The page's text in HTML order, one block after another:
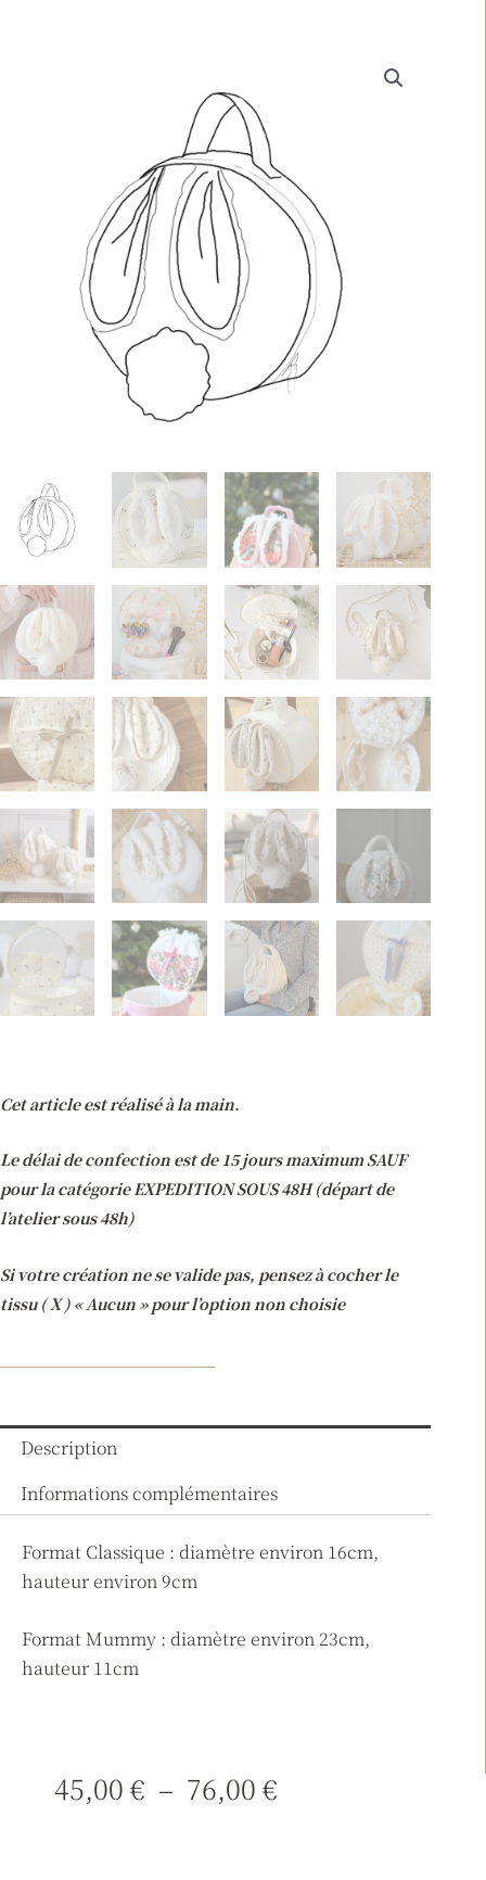
Cet article est réalisé à la main.
Le délai de confection est de 15 jours maximum SAUF
pour la catégorie EXPEDITION SOUS 48H (départ de
l’atelier sous 48h)
Si votre création ne se valide pas, pensez à cocher le
tissu ( X ) « Aucun » pour l’option non choisie
Description
Informations complémentaires
Format Classique : diamètre environ 16cm,
hauteur environ 9cm
Format Mummy : diamètre environ 23cm,
hauteur 11cm
45,00€ – 76,00€